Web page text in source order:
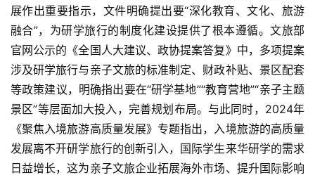
展作出重要指示，文件明确提出要“深化教育、文化、旅游
融合”，为研学旅行的制度化建设提供了根本遵循。文旅部
官网公示的《全国人大建议、政协提案答复》中，多项提案
涉及研学旅行与亲子文旅的标准制定、财政补贴、景区配套
等政策建议，明确指出要在“研学基地”“教育营地”“亲子主题
景区”等层面加大投入，完善规划布局。与此同时，2024年
《聚焦入境旅游高质量发展》专题指出，入境旅游的高质量
发展离不开研学旅行的创新引入，国际学生来华研学的需求
日益增长，这为亲子文旅企业拓展海外市场、提升国际影响